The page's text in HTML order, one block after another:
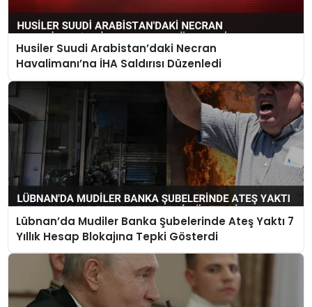
Husiler Suudi Arabistan’daki Necran
Havalimanı’na İHA Saldırısı Düzenledi
Lübnan’da Mudiler Banka Şubelerinde Ateş Yaktı 7
Yıllık Hesap Blokajına Tepki Gösterdi